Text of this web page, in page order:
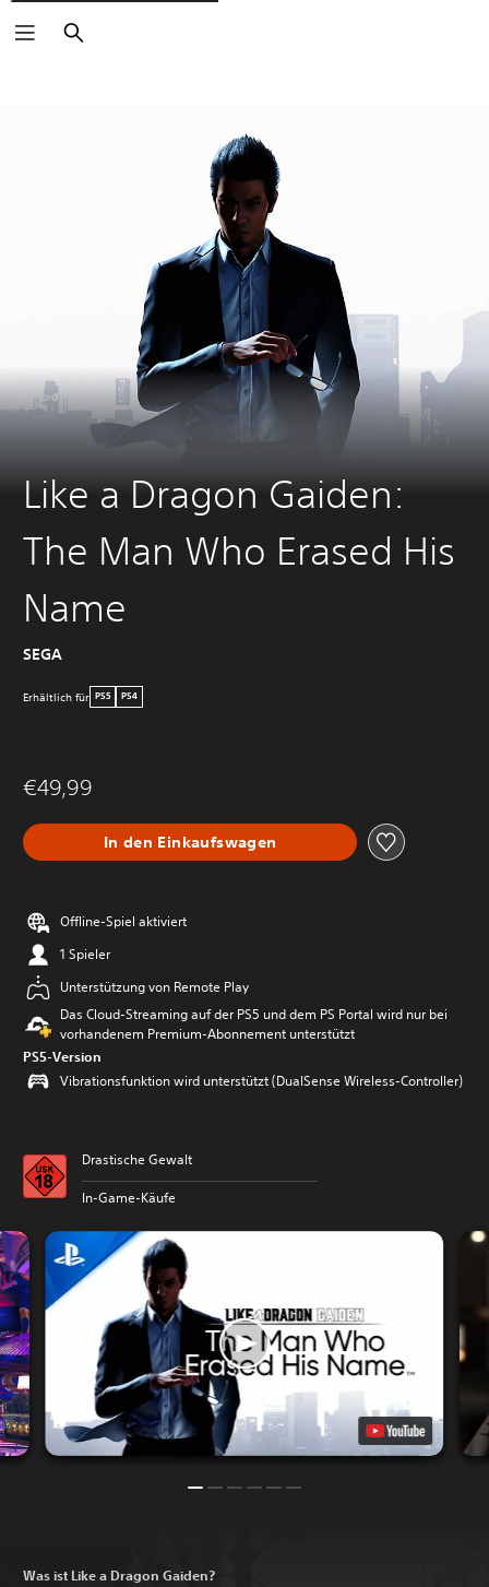
Suchen
Like a Dragon Gaiden:
The Man Who Erased His
Name
SEGA
Erhältlich für PS5 PS4
€49,99
In den Einkaufswagen
Offline-Spiel aktiviert
1 Spieler
Unterstützung von Remote Play
Das Cloud-Streaming auf der PS5 und dem PS Portal wird nur bei
vorhandenem Premium-Abonnement unterstützt
PS5-Version
Vibrationsfunktion wird unterstützt (DualSense Wireless-Controller)
Drastische Gewalt
In-Game-Käufe
Was ist Like a Dragon Gaiden?